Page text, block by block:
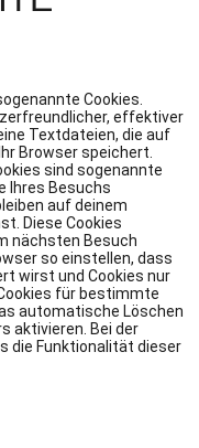
Cookies.
effektiver
Textdateien, die auf
Browser speichert.
sind sogenannte
Ihres Besuchs
auf deinem
Diese Cookies
nächsten Besuch
so einstellen, dass
wirst und Cookies nur
für bestimmte
automatische Löschen
aktivieren. Bei der
die Funktionalität dieser